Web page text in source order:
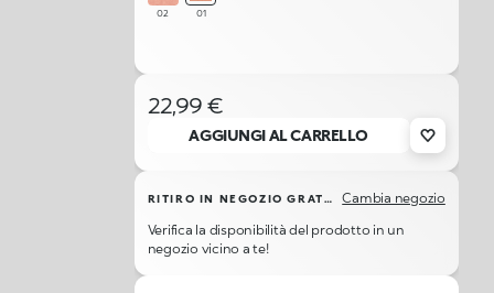
02 01
22,99 €
AGGIUNGI AL CARRELLO
RITIRO IN NEGOZIO GRATUITO
Cambia negozio
Verifica la disponibilità del prodotto in un
negozio vicino a te!